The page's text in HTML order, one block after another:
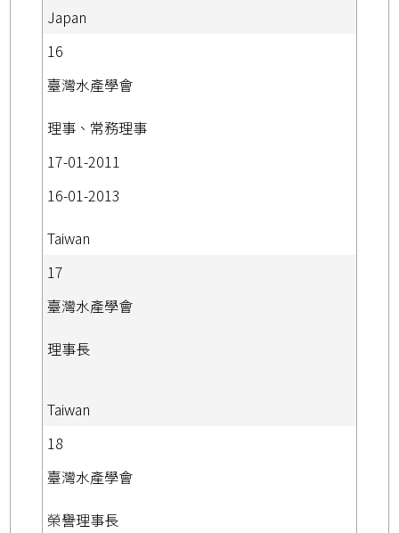
Japan
16
臺灣水產學會
理事、常務理事
17-01-2011
16-01-2013
Taiwan
17
臺灣水產學會
理事長
Taiwan
18
臺灣水產學會
榮譽理事長